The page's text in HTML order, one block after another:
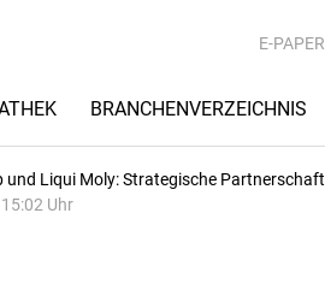
E-PAPER
BRANCHENVERZEICHNIS
und Liqui Moly: Strategische Partnerschaft
Uhr